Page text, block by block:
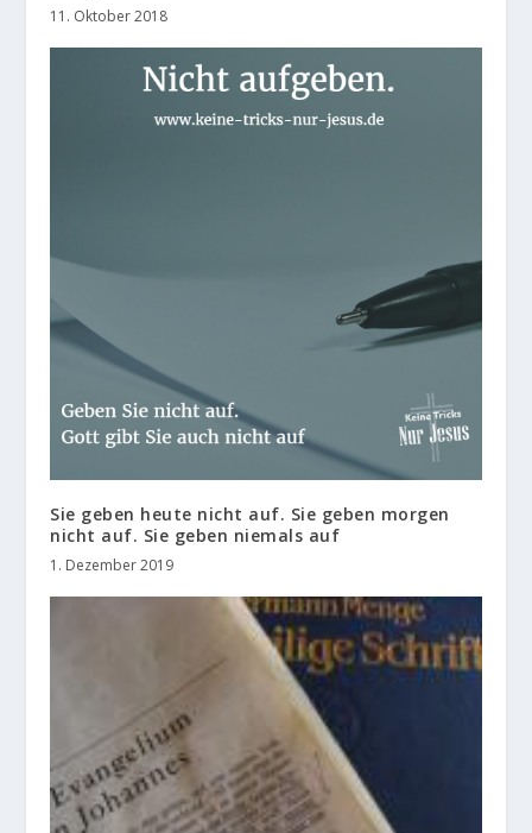
11. Oktober 2018
Sie geben heute nicht auf. Sie geben morgen
nicht auf. Sie geben niemals auf
1. Dezember 2019